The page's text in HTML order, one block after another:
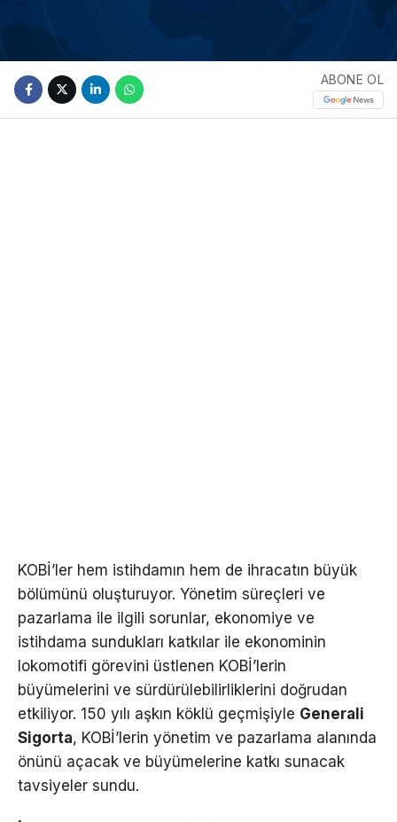
ABONE OL
KOBİ’ler hem istihdamın hem de ihracatın büyük
bölümünü oluşturuyor. Yönetim süreçleri ve
pazarlama ile ilgili sorunlar, ekonomiye ve
istihdama sundukları katkılar ile ekonominin
lokomotifi görevini üstlenen KOBİ’lerin
büyümelerini ve sürdürülebilirliklerini doğrudan
etkiliyor. 150 yılı aşkın köklü geçmişiyle Generali
Sigorta, KOBİ’lerin yönetim ve pazarlama alanında
önünü açacak ve büyümelerine katkı sunacak
tavsiyeler sundu.